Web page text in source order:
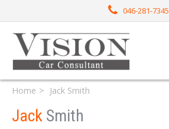
046-281-7345
Home Jack Smith
Jack Smith